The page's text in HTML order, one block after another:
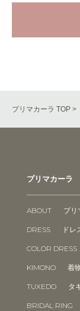
プリマカーラ TOP >
プリマカーラ
ABOUT プリ
DRESS ドレ
COLOR DRESS
KIMONO 着
TUXEDO タ
BRIDAL RING